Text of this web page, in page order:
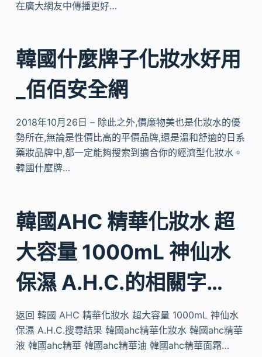
在廣大網友中傳播更好…
韓國什麼牌子化妝水好用
_佰佰安全網
2018年10月26日 – 除此之外,價廉物美也是化妝水的優
勢所在,無論是性價比高的平價品牌,還是溫和舒適的日系
藥妝品牌中,都一定能夠搜索到適合你的經濟型化妝水。
韓國什麼牌…
韓國AHC 精華化妝水 超
大容量 1000mL 神仙水
保濕 A.H.C.的相關字…
返回 韓國 AHC 精華化妝水 超大容量 1000mL 神仙水
保濕 A.H.C.搜尋結果 韓國ahc精華化妝水 韓國ahc精華
液 韓國ahc精華 韓國ahc精華油 韓國ahc精華面霜…